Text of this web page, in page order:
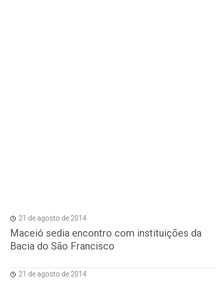
21 de agosto de 2014
Maceió sedia encontro com instituições da
Bacia do São Francisco
21 de agosto de 2014